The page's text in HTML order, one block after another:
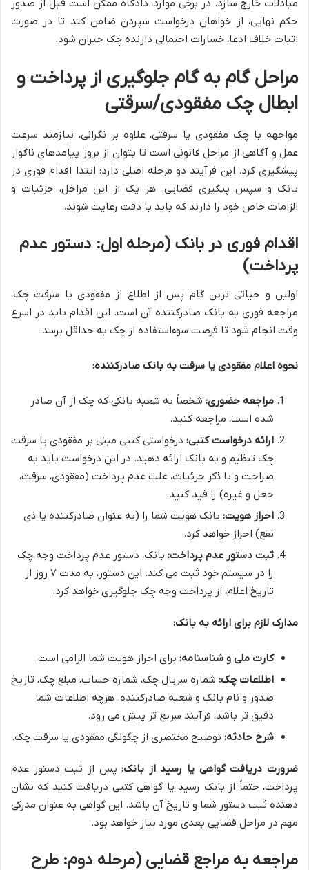
مبادلات خارج سازد. در برخی موارد، دادگاه ممکن است قبل از صدور
حکم نهایی، از خواهان درخواست سپردن ضامن کند تا در صورت
اثبات خلاف ادعا، خسارات احتمالی دارنده چک جبران شود.
مراحل گام به گام جلوگیری از پرداخت و
ابطال چک مفقودی/سرقتی
مواجهه با چک مفقودی یا سرقتی، علاوه بر نگرانی، نیازمند سرعت
عمل و آگاهی از مراحل قانونی است تا بتوان از بروز پیامدهای ناگوار
پیشگیری کرد. این فرآیند دو مرحله اصلی دارد: ابتدا اقدام فوری در
بانک و سپس پیگیری قضایی. هر یک از این مراحل، جزئیات و
الزامات خاص خود را دارند که باید با دقت رعایت شوند.
اقدام فوری در بانک (مرحله اول: دستور عدم
پرداخت)
اولین و حیاتی ترین گام پس از اطلاع از مفقودی یا سرقت چک،
مراجعه فوری به بانک صادرکننده آن است. این اقدام باید در اسرع
وقت انجام شود تا فرصت سوءاستفاده از چک به حداقل برسد.
نحوه اعلام مفقودی یا سرقت به بانک صادرکننده:
مراجعه حضوری: شخصاً به شعبه بانکی که چک از آن صادر
شده است، مراجعه کنید.
ارائه درخواست کتبی: درخواستی کتبی مبنی بر مفقودی یا سرقت
چک تنظیم و به بانک ارائه دهید. در این درخواست باید به
صراحت و با ذکر جزئیات، علت عدم پرداخت (مفقودی، سرقت،
جعل و غیره) را قید کنید.
احراز هویت: بانک هویت شما را (به عنوان صادرکننده یا ذی
نفع) احراز خواهد کرد.
ثبت دستور عدم پرداخت: بانک، دستور عدم پرداخت وجه چک
را در سیستم خود ثبت می کند. این دستور، به مدت ۷ روز از
تاریخ اعلام، از پرداخت وجه چک جلوگیری خواهد کرد.
مدارک لازم برای ارائه به بانک:
کارت ملی و شناسنامه: برای احراز هویت شما الزامی است.
اطلاعات چک: شماره سریال چک، شماره حساب، مبلغ چک، تاریخ
صدور و نام بانک و شعبه صادرکننده. هرچه اطلاعات شما
دقیق تر باشد، فرآیند سریع تر پیش می رود.
شرح حادثه: توضیح مختصری از چگونگی مفقودی یا سرقت چک.
ضرورت دریافت گواهی یا رسید از بانک:پس از ثبت دستور عدم
پرداخت، حتماً از بانک رسید یا گواهی کتبی دریافت کنید که نشان
دهنده ثبت دستور شما و تاریخ آن باشد. این گواهی به عنوان مدرکی
مهم در مراحل قضایی بعدی مورد نیاز خواهد بود.
مراجعه به مراجع قضایی (مرحله دوم: طرح